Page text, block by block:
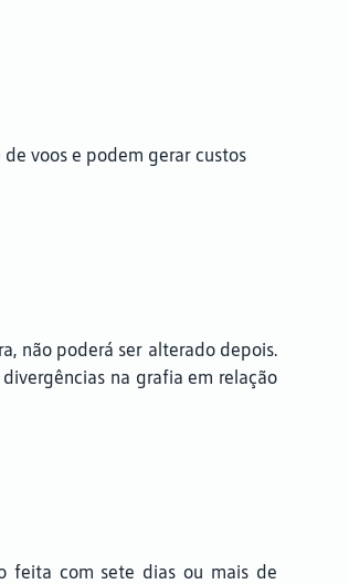
voos e podem gerar custos
não poderá ser alterado depois.
na grafia em relação
feita com sete dias ou mais de